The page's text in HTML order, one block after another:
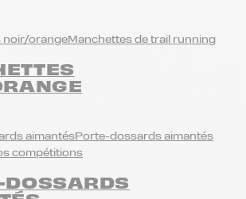
Manchettes de trail running
Porte-dossards aimantés
compétitions
DOSSARDS